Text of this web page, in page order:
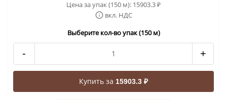
Цена за упак (150 м): 15903.3₽
вкл. НДС
Выберите кол-во упак (150 м)
- +
Купить за 15903.3 ₽